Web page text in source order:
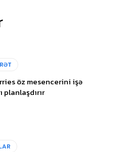
öz mesencerini işə
planlaşdırır